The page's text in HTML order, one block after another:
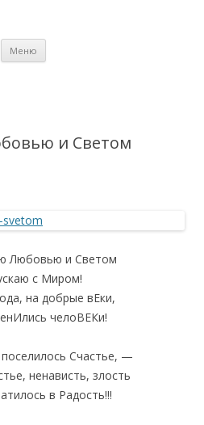
Меню
и Светом
Любовью и Светом
с Миром!
на добрые вЕки,
челоВЕКи!
Счастье, —
ненависть, злость
в Радость!!!